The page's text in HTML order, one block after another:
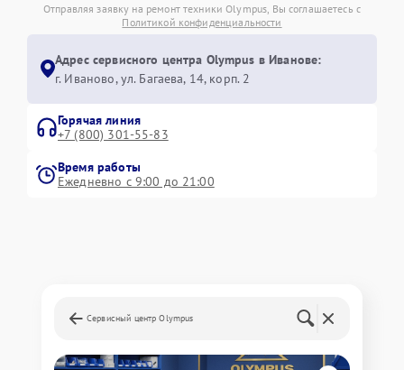
Отправляя заявку на ремонт техники Olympus, Вы соглашаетесь с
Политикой конфиденциальности
Адрес сервисного центра Olympus в Иванове:
г. Иваново, ул. Багаева, 14, корп. 2
Горячая линия
+7 (800) 301-55-83
Время работы
Ежедневно с 9:00 до 21:00
Сервисный центр Olympus